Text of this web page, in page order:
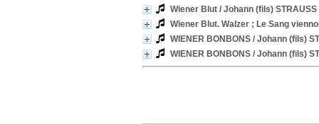
Wiener Blut / Johann (fils) STRAUSS
Wiener Blut. Walzer ; Le Sang
WIENER BONBONS / Johann (fils)
WIENER BONBONS / Johann (fils)